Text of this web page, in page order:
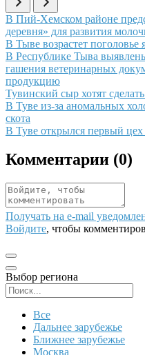
Иллюстрация новости
В Пий-Хемском районе
деревня» для развития
Иллюстрация новости
В Тыве возрастет поголовье
Иллюстрация новости
В Республике Тыва
гашения ветеринарных
продукцию
Иллюстрация новости
Тувинский сыр хотят
Иллюстрация новости
В Туве из-за аномальных
скота
Иллюстрация новости
В Туве открылся первый цех
Комментарии (0)
Получать на e‑mail
Войдите, чтобы
Выбор региона
Все
Дальнее зарубежье
Ближнее зарубежье
Москва